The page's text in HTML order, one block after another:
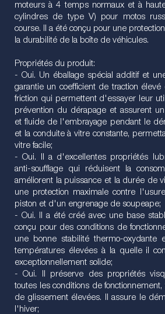
moteurs à 4 temps normaux et à
cylindres de type V) pour motos
course. Il a été conçu pour une
la durabilité de la boîte de véhicules.
Propriétés du produit:
- Oui. Un éballage spécial additif et
garantie un coefficient de traction
friction qui permettent d'essayer leur
prévention du dérapage et assurent
et fluide de l'embrayage pendant le
et la conduite à vitre constante,
vitre facile;
- Oui. Il a d'excellentes propriétés
anti-soufflage qui réduisent la
améliorent la puissance et la durée de
une protection maximale contre
piston et d'un engrenage de soupeape;
- Oui. Il a été créé avec une base
conçu pour des conditions de
une bonne stabilité thermo-oxydante
températures élevées à la quelle il
exceptionnellement solide;
- Oui. Il préserve des propriétés
toutes les conditions de
de glissement élevées. Il assure le
l'hiver;